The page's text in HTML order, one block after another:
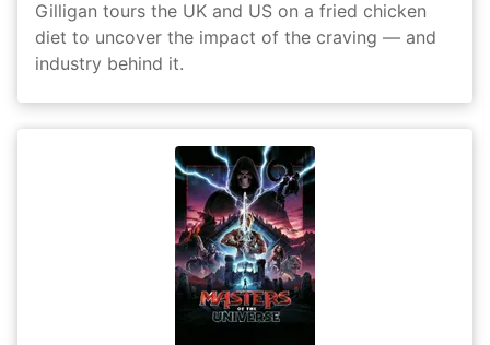
Gilligan tours the UK and US on a fried chicken
diet to uncover the impact of the craving — and
industry behind it.